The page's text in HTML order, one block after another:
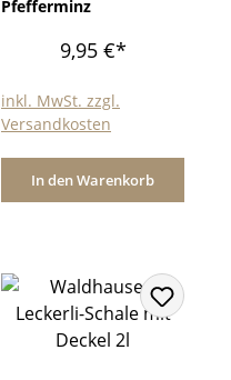
Pfefferminz
9,95 €*
inkl. MwSt. zzgl.
Versandkosten
In den Warenkorb